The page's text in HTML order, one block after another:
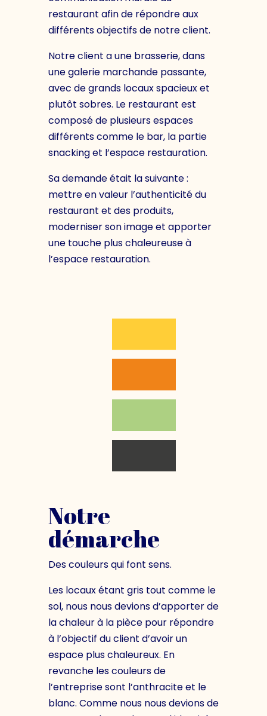
restaurant afin de répondre aux
différents objectifs de notre client.
Notre client a une brasserie, dans
une galerie marchande passante,
avec de grands locaux spacieux et
plutôt sobres. Le restaurant est
composé de plusieurs espaces
différents comme le bar, la partie
snacking et l’espace restauration.
Sa demande était la suivante :
mettre en valeur l’authenticité du
restaurant et des produits,
moderniser son image et apporter
une touche plus chaleureuse à
l’espace restauration.
Notre
démarche
Des couleurs qui font sens.
Les locaux étant gris tout comme le
sol, nous nous devions d’apporter de
la chaleur à la pièce pour répondre
à l’objectif du client d’avoir un
espace plus chaleureux. En
revanche les couleurs de
l’entreprise sont l’anthracite et le
blanc. Comme nous nous devions de